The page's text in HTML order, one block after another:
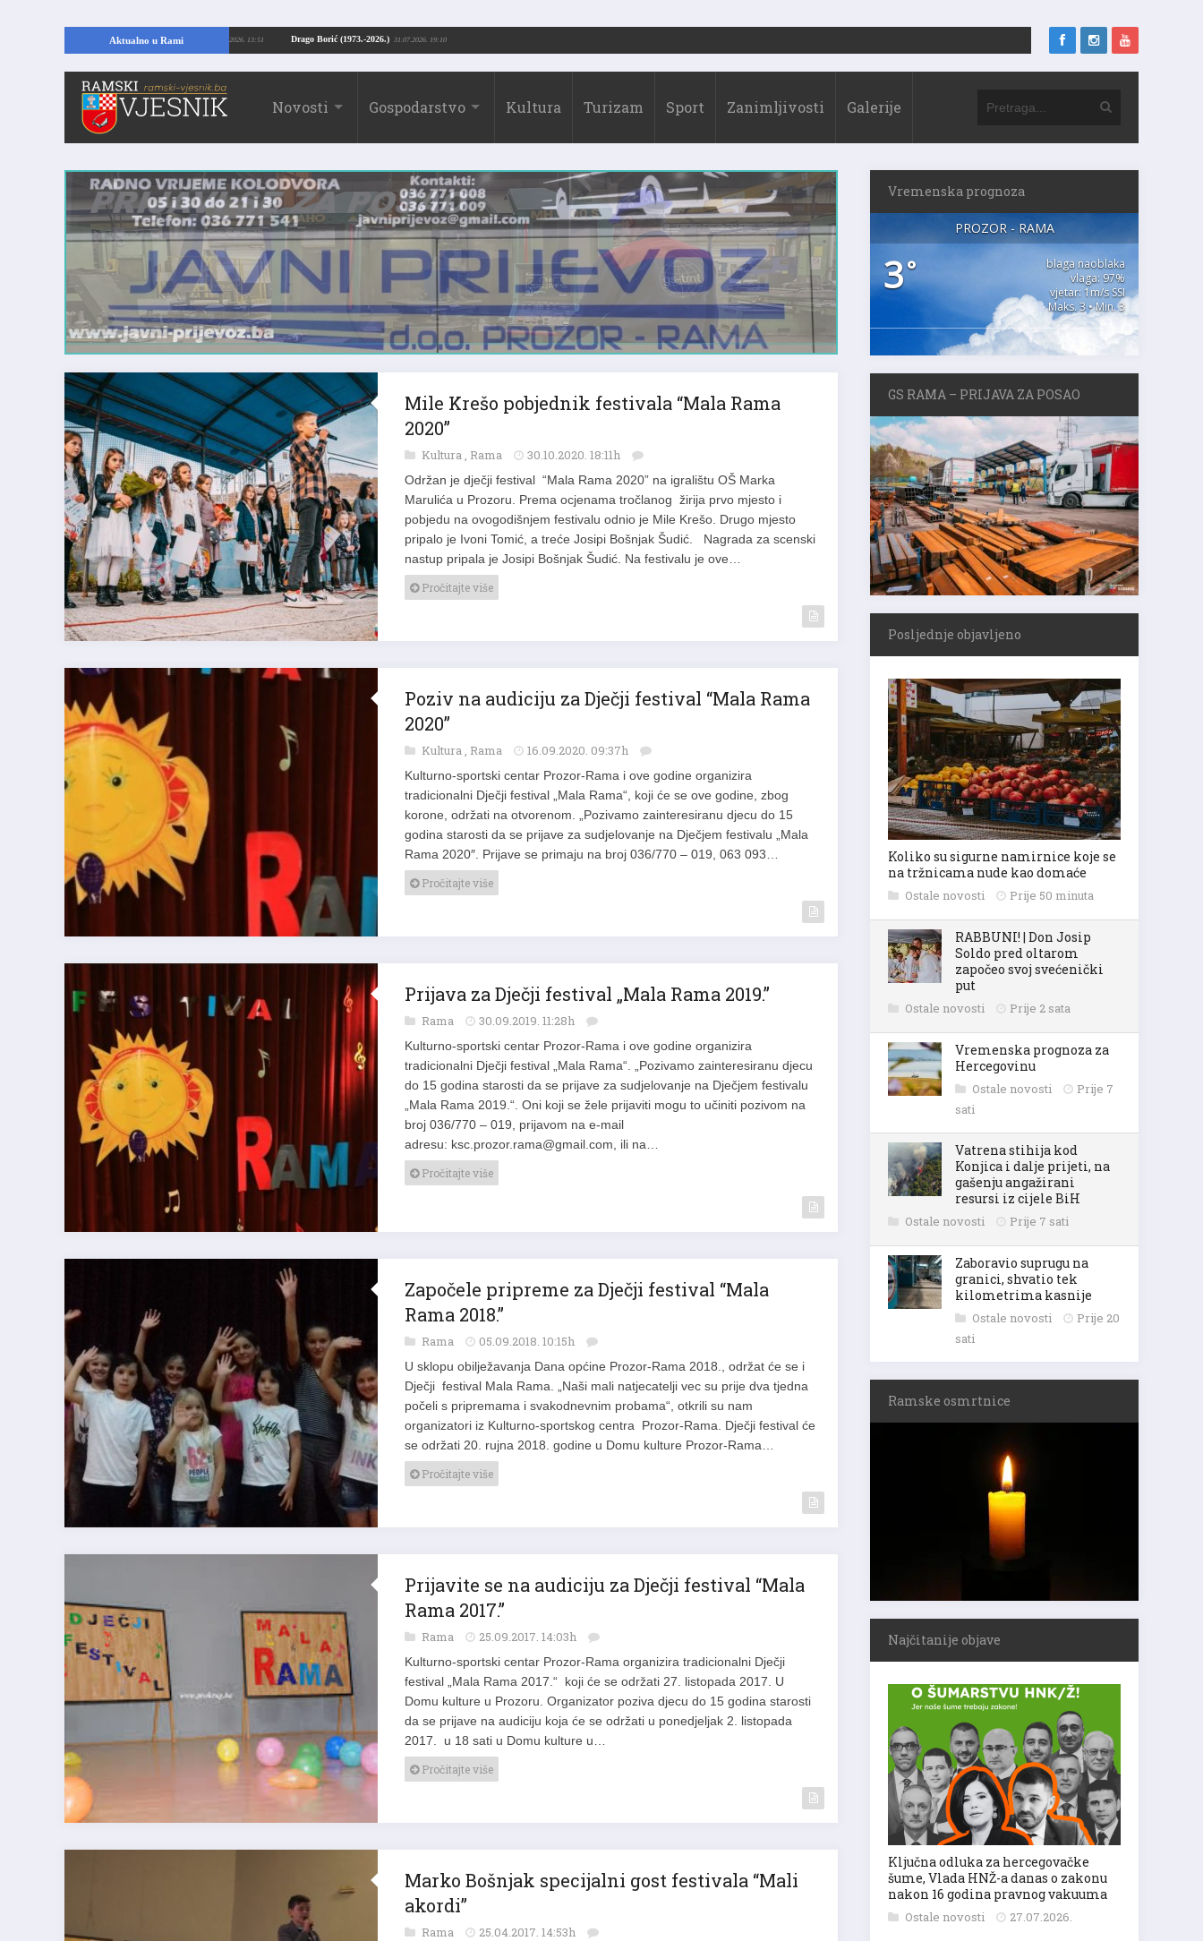
Aktualno u Rami Drago Borić (1973.-2026.)
RAMI: Kopajući temelje kuće, pronašao vrijedne arheološke ostatke 24.07.2026. 13:51
Novosti Gospodarstvo Kultura Turizam Sport Zanimljivosti Galerije
Mile Krešo pobjednik festivala “Mala Rama
2020”
Kultura , Rama 30.10.2020. 18:11h
Održan je dječji festival “Mala Rama 2020” na igralištu OŠ Marka
Marulića u Prozoru. Prema ocjenama tročlanog žirija prvo mjesto i
pobjedu na ovogodišnjem festivalu odnio je Mile Krešo. Drugo mjesto
pripalo je Ivoni Tomić, a treće Josipi Bošnjak Šudić. Nagrada za scenski
nastup pripala je Josipi Bošnjak Šudić. Na festivalu je ove…
Pročitajte više
Poziv na audiciju za Dječji festival “Mala Rama
2020”
Kultura , Rama 16.09.2020. 09:37h
Kulturno-sportski centar Prozor-Rama i ove godine organizira
tradicionalni Dječji festival „Mala Rama“, koji će se ove godine, zbog
korone, održati na otvorenom. „Pozivamo zainteresiranu djecu do 15
godina starosti da se prijave za sudjelovanje na Dječjem festivalu „Mala
Rama 2020″. Prijave se primaju na broj 036/770 – 019, 063 093…
Pročitajte više
Prijava za Dječji festival „Mala Rama 2019.”
Rama 30.09.2019. 11:28h
Kulturno-sportski centar Prozor-Rama i ove godine organizira
tradicionalni Dječji festival „Mala Rama“. „Pozivamo zainteresiranu djecu
do 15 godina starosti da se prijave za sudjelovanje na Dječjem festivalu
„Mala Rama 2019.“. Oni koji se žele prijaviti mogu to učiniti pozivom na
broj 036/770 – 019, prijavom na e-mail
adresu: ksc.prozor.rama@gmail.com , ili na…
Pročitajte više
Započele pripreme za Dječji festival “Mala
Rama 2018.”
Rama 05.09.2018. 10:15h
U sklopu obilježavanja Dana općine Prozor-Rama 2018., održat će se i
Dječji festival Mala Rama. „Naši mali natjecatelji vec su prije dva tjedna
počeli s pripremama i svakodnevnim probama“, otkrili su nam
organizatori iz Kulturno-sportskog centra Prozor-Rama. Dječji festival će
se održati 20. rujna 2018. godine u Domu kulture Prozor-Rama…
Pročitajte više
Prijavite se na audiciju za Dječji festival “Mala
Rama 2017.”
Rama 25.09.2017. 14:03h
Kulturno-sportski centar Prozor-Rama organizira tradicionalni Dječji
festival „Mala Rama 2017.“ koji će se održati 27. listopada 2017. U
Domu kulture u Prozoru. Organizator poziva djecu do 15 godina starosti
da se prijave na audiciju koja će se održati u ponedjeljak 2. listopada
2017. u 18 sati u Domu kulture u…
Pročitajte više
Marko Bošnjak specijalni gost festivala “Mali
akordi”
Rama 25.04.2017. 14:53h
Vremenska prognoza
PROZOR - RAMA
3°
blaga naoblaka
vlaga: 97%
vjetar: 1m/s SSI
Maks. 3 • Min. 3
GS RAMA – PRIJAVA ZA POSAO
Posljednje objavljeno
Koliko su sigurne namirnice koje se
na tržnicama nude kao domaće
Ostale novosti Prije 50 minuta
RABBUNI! | Don Josip
Soldo pred oltarom
započeo svoj svećenički
put
Ostale novosti Prije 2 sata
Vremenska prognoza za
Hercegovinu
Ostale novosti
Prije 7
sati
Vatrena stihija kod
Konjica i dalje prijeti, na
gašenju angažirani
resursi iz cijele BiH
Ostale novosti Prije 7 sati
Zaboravio suprugu na
granici, shvatio tek
kilometrima kasnije
Ostale novosti
Prije 20
sati
Ramske osmrtnice
Najčitanije objave
Ključna odluka za hercegovačke
šume, Vlada HNŽ-a danas o zakonu
nakon 16 godina pravnog vakuuma
Ostale novosti 27.07.2026.